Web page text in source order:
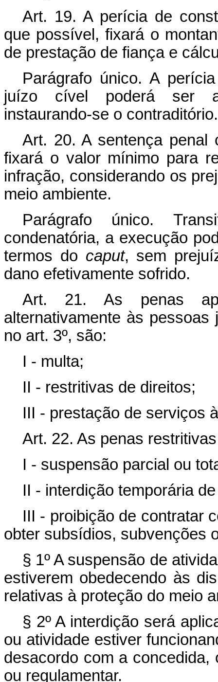
Art. 19. A perícia de
que possível, fixará o
de prestação de fiança e
Parágrafo único. A
juízo cível poderá ser
instaurando-se o contraditório.
Art. 20. A sentença penal
fixará o valor mínimo para
infração, considerando os
meio ambiente.
Parágrafo único.
condenatória, a execução
termos do caput, sem
dano efetivamente sofrido.
Art. 21. As penas
alternativamente às
no art. 3º, são:
I - multa;
II - restritivas de direitos;
III - prestação de serviços
Art. 22. As penas
I - suspensão parcial ou
II - interdição temporária
III - proibição de contratar
obter subsídios, subvenções
§ 1º A suspensão de
estiverem obedecendo às
relativas à proteção do meio
§ 2º A interdição será
ou atividade estiver
desacordo com a
ou regulamentar.